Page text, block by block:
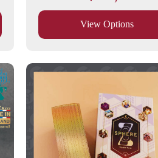
View Options